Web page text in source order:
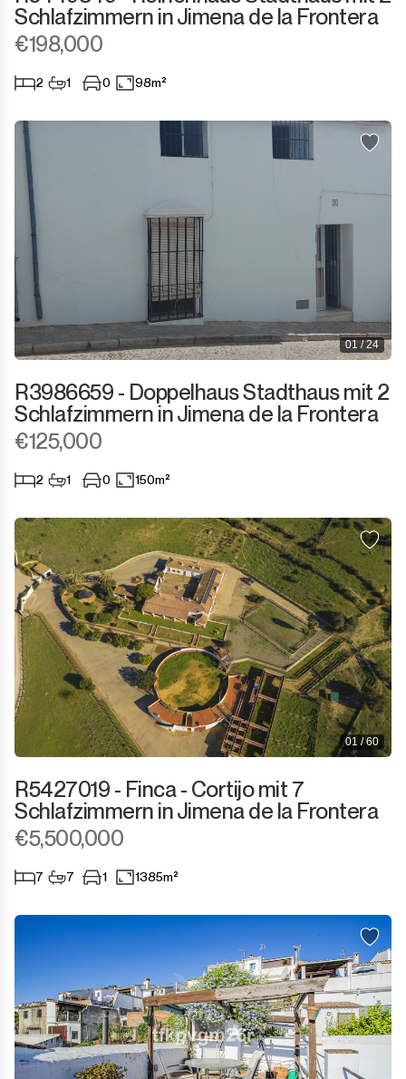
Schlafzimmern in Jimena de la Frontera
€198,000
2 1 0 98m²
01 / 24
R3986659 - Doppelhaus Stadthaus mit 2
Schlafzimmern in Jimena de la Frontera
€125,000
2 1 0 150m²
01 / 60
R5427019 - Finca - Cortijo mit 7
Schlafzimmern in Jimena de la Frontera
€5,500,000
7 7 1 1385m²